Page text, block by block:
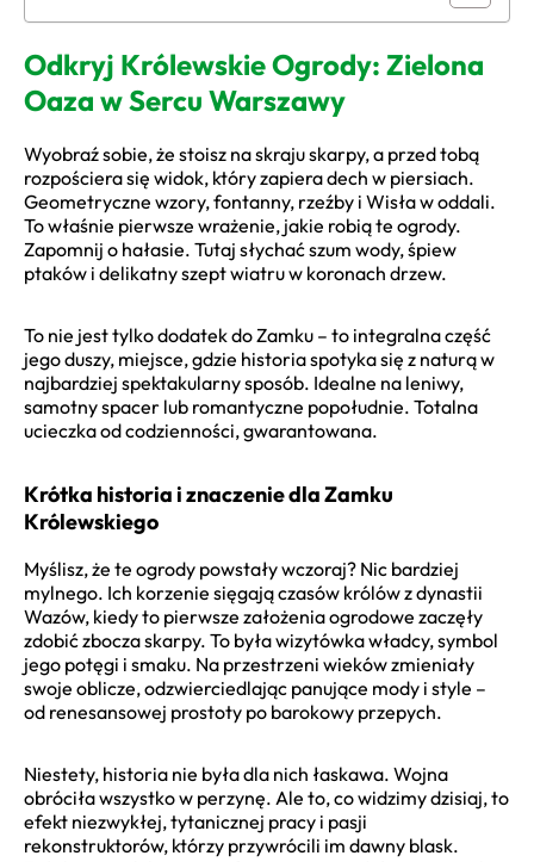
Odkryj Królewskie Ogrody: Zielona
Oaza w Sercu Warszawy
Wyobraź sobie, że stoisz na skraju skarpy, a przed tobą
rozpościera się widok, który zapiera dech w piersiach.
Geometryczne wzory, fontanny, rzeźby i Wisła w oddali.
To właśnie pierwsze wrażenie, jakie robią te ogrody.
Zapomnij o hałasie. Tutaj słychać szum wody, śpiew
ptaków i delikatny szept wiatru w koronach drzew.
To nie jest tylko dodatek do Zamku – to integralna część
jego duszy, miejsce, gdzie historia spotyka się z naturą w
najbardziej spektakularny sposób. Idealne na leniwy,
samotny spacer lub romantyczne popołudnie. Totalna
ucieczka od codzienności, gwarantowana.
Krótka historia i znaczenie dla Zamku
Królewskiego
Myślisz, że te ogrody powstały wczoraj? Nic bardziej
mylnego. Ich korzenie sięgają czasów królów z dynastii
Wazów, kiedy to pierwsze założenia ogrodowe zaczęły
zdobić zbocza skarpy. To była wizytówka władcy, symbol
jego potęgi i smaku. Na przestrzeni wieków zmieniały
swoje oblicze, odzwierciedlając panujące mody i style –
od renesansowej prostoty po barokowy przepych.
Niestety, historia nie była dla nich łaskawa. Wojna
obróciła wszystko w perzynę. Ale to, co widzimy dzisiaj, to
efekt niezwykłej, tytanicznej pracy i pasji
rekonstruktorów, którzy przywrócili im dawny blask.